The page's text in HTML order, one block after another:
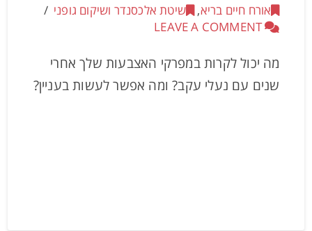
אורח חיים בריא, שיטת אלכסנדר ושיקום גופני
LEAVE A COMMENT
מה יכול לקרות במפרקי האצבעות שלך אחרי
שנים עם נעלי עקב? ומה אפשר לעשות בעניין?